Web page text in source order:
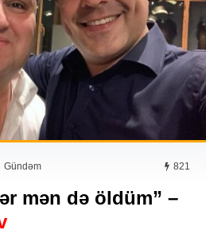
Gündəm 821
mən də öldüm” –